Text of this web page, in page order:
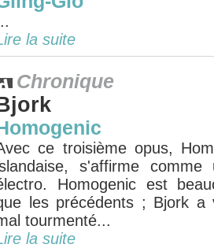
la suite
Chronique
ce troisième opus,
s'affirme
Homogenic est
les précédents ; Bjork a
tourmenté...
la suite